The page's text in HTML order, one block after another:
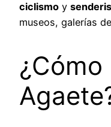
ciclismo y
museos, galerías